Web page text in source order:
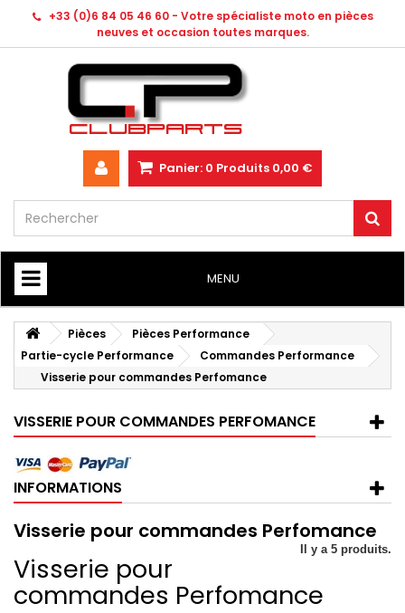
+33 (0)6 84 05 46 60 - Votre spécialiste moto en pièces
neuves et occasion toutes marques.
Panier: 0 Produits 0,00 €
MENU
HOME
Pièces
Pièces Performance
Partie-cycle Performance
Commandes Performance
Visserie pour commandes Perfomance
VISSERIE POUR COMMANDES PERFOMANCE
INFORMATIONS
Visserie pour commandes Perfomance
Il y a 5 produits.
Visserie pour
commandes Perfomance